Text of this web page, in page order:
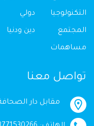
التكنولوجيا
المجتمع
مساهمات
دولي
دين ودنيا
تواصل معنا
مقابل دار